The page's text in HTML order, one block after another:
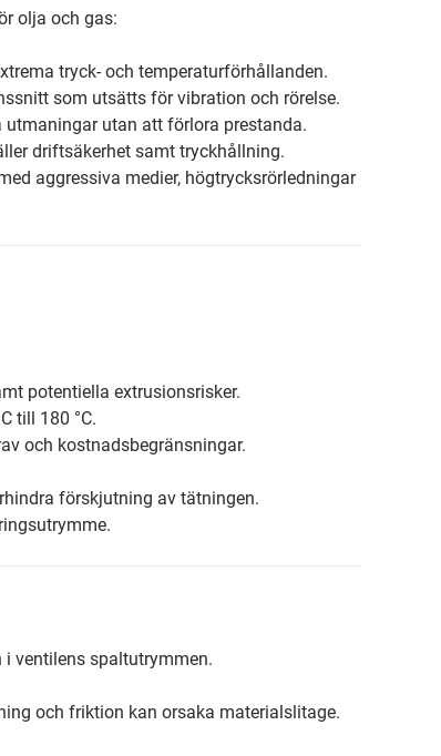
olja och gas:
tryck- och temperaturförhållanden.
som utsätts för vibration och rörelse.
utan att förlora prestanda.
driftsäkerhet samt tryckhållning.
aggressiva medier, högtrycksrörledningar
potentiella extrusionsrisker.
till 180 °C.
och kostnadsbegränsningar.
förskjutning av tätningen.
ventilens spaltutrymmen.
och friktion kan orsaka materialslitage.